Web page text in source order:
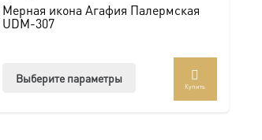
Мерная икона Агафия Палермская
UDM-307
Выберите параметры
Купить